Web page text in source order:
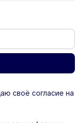
своё согласие на